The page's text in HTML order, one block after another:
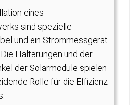
eines
sind spezielle
und ein Strommessgerät
Halterungen und der
der Solarmodule spielen
Rolle für die Effizienz